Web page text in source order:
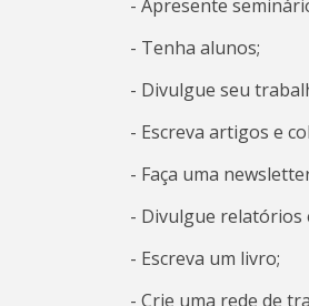
- Apresente
- Tenha alunos;
- Divulgue seu
- Escreva artigos e
- Faça uma
- Divulgue relatórios
- Escreva um livro;
- Crie uma rede de